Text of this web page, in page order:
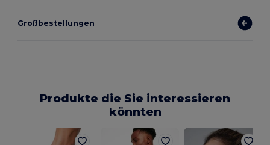
Großbestellungen
Produkte die Sie interessieren
könnten